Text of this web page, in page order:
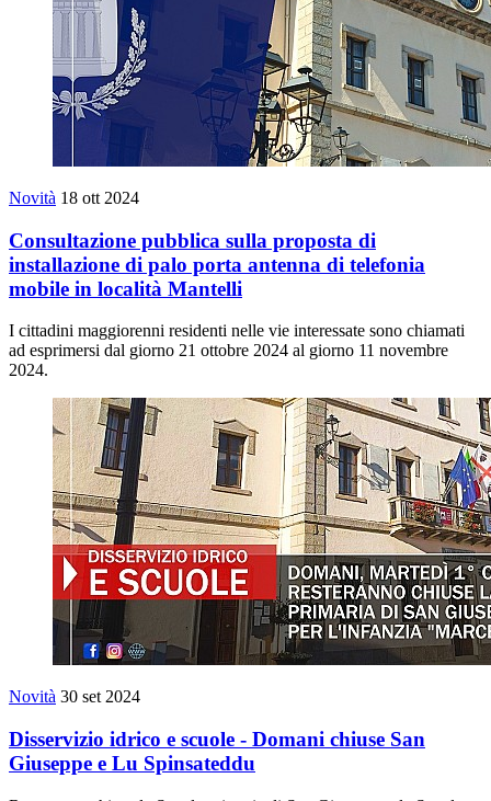
Novità 18 ott 2024
Consultazione pubblica sulla proposta di
installazione di palo porta antenna di telefonia
mobile in località Mantelli
I cittadini maggiorenni residenti nelle vie interessate sono chiamati
ad esprimersi dal giorno 21 ottobre 2024 al giorno 11 novembre
2024.
Novità 30 set 2024
Disservizio idrico e scuole - Domani chiuse San
Giuseppe e Lu Spinsateddu